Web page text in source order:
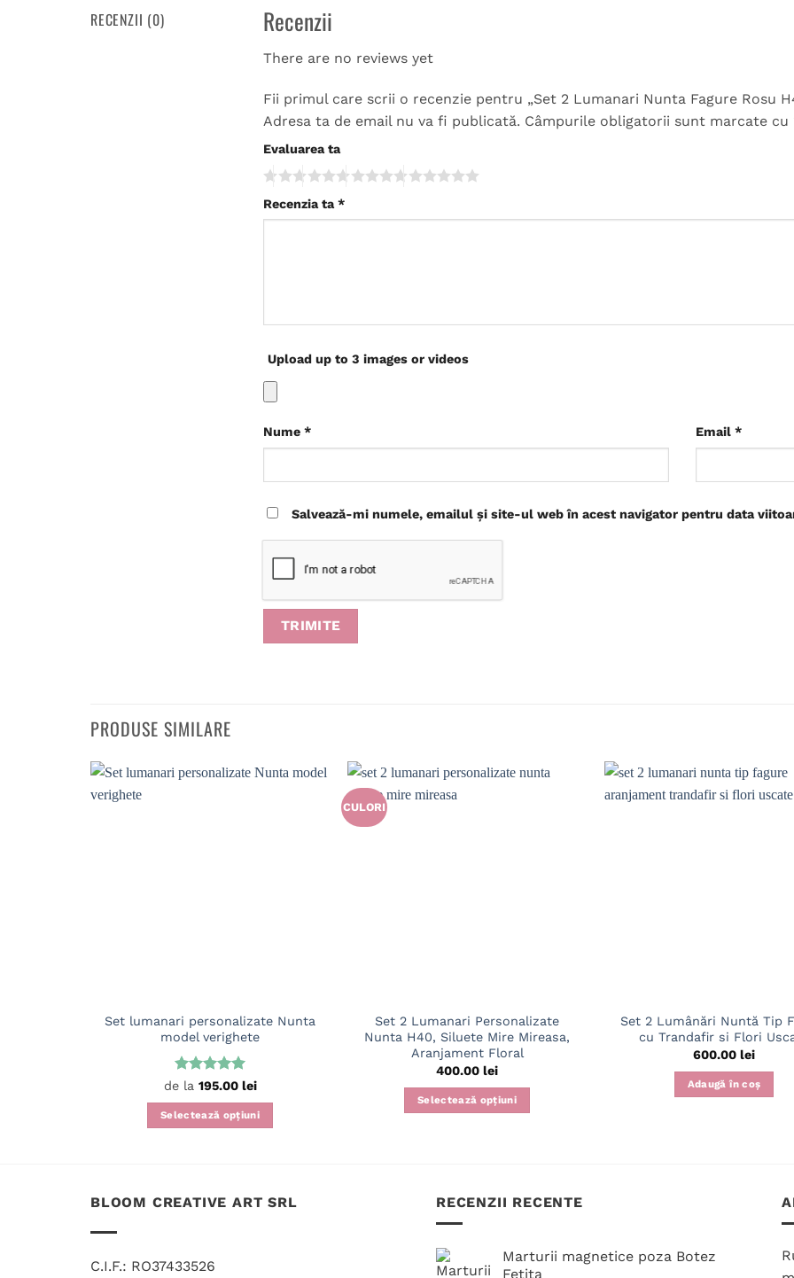
RECENZII (0) Recenzii
There are no reviews yet
Fii primul care scrii o recenzie pentru „Set 2 Lumanari Nunta Fagure Rosu
Adresa ta de email nu va fi publicată. Câmpurile obligatorii sunt marcate cu
Evaluarea ta
Recenzia ta *
Upload up to 3 images or videos
Nume * Email *
Salvează-mi numele, emailul și site-ul web în acest navigator pentru data
PRODUSE SIMILARE
Set lumanari personalizate Nunta
model verighete
Evaluat la
de la 195.00 lei
Selectează opțiuni
mai
Opțiunile
CULORI
Set 2 Lumanari Personalizate
Nunta H40, Siluete Mire Mireasa,
Aranjament Floral
400.00 lei
Selectează opțiuni
multe
pot
Set 2 Lumânări Nuntă Tip
cu Trandafir si Flori
600.00 lei
Adaugă în coș
BLOOM CREATIVE ART SRL
C.I.F.: RO37433526
RECENZII RECENTE
Marturii magnetice poza Botez
Fetita